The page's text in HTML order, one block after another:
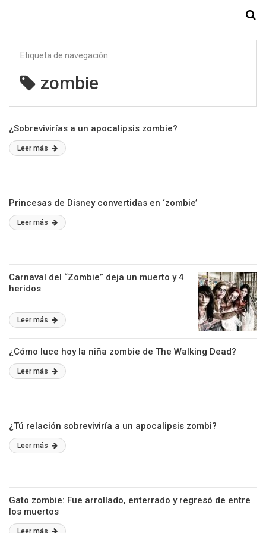
Etiqueta de navegación
zombie
¿Sobrevivirías a un apocalipsis zombie?
Leer más
Princesas de Disney convertidas en ‘zombie’
Leer más
Carnaval del “Zombie” deja un muerto y 4
heridos
Leer más
¿Cómo luce hoy la niña zombie de The Walking Dead?
Leer más
¿Tú relación sobreviviría a un apocalipsis zombi?
Leer más
Gato zombie: Fue arrollado, enterrado y regresó de entre
los muertos
Leer más